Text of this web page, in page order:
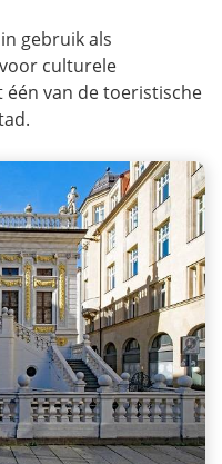
gebruik als
culturele
één van de toeristische